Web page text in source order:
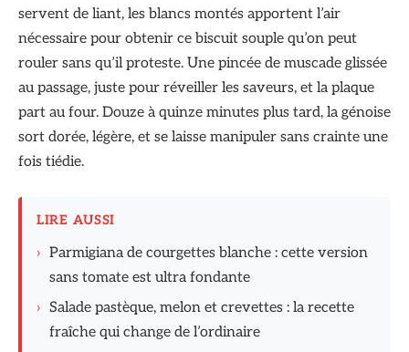
servent de liant, les blancs montés apportent l’air
nécessaire pour obtenir ce biscuit souple qu’on peut
rouler sans qu’il proteste. Une pincée de muscade glissée
au passage, juste pour réveiller les saveurs, et la plaque
part au four. Douze à quinze minutes plus tard, la génoise
sort dorée, légère, et se laisse manipuler sans crainte une
fois tiédie.
LIRE AUSSI
› Parmigiana de courgettes blanche : cette version
sans tomate est ultra fondante
› Salade pastèque, melon et crevettes : la recette
fraîche qui change de l’ordinaire